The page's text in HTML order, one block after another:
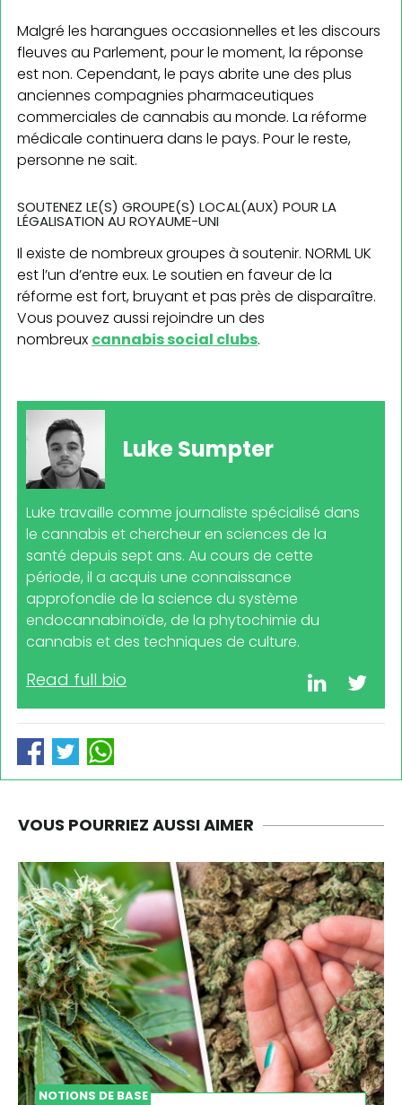
Malgré les harangues occasionnelles et les discours
fleuves au Parlement, pour le moment, la réponse
est non. Cependant, le pays abrite une des plus
anciennes compagnies pharmaceutiques
commerciales de cannabis au monde. La réforme
médicale continuera dans le pays. Pour le reste,
personne ne sait.
SOUTENEZ LE(S) GROUPE(S) LOCAL(AUX) POUR LA
LÉGALISATION AU ROYAUME-UNI
Il existe de nombreux groupes à soutenir. NORML UK
est l’un d’entre eux. Le soutien en faveur de la
réforme est fort, bruyant et pas près de disparaître.
Vous pouvez aussi rejoindre un des
nombreux cannabis social clubs.
Luke Sumpter
Luke travaille comme journaliste spécialisé dans
le cannabis et chercheur en sciences de la
santé depuis sept ans. Au cours de cette
période, il a acquis une connaissance
approfondie de la science du système
endocannabinoïde, de la phytochimie du
cannabis et des techniques de culture.
Read full bio
VOUS POURRIEZ AUSSI AIMER
NOTIONS DE BASE